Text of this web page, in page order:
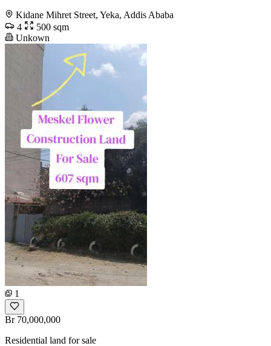
Kidane Mihret Street, Yeka, Addis Ababa
4
500 sqm
Unkown
1
Br 70,000,000
Residential land for sale